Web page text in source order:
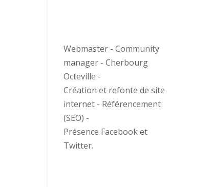
Webmaster - Community
manager - Cherbourg
Octeville -
Création et refonte de site
internet - Référencement
(SEO) -
Présence Facebook et
Twitter.